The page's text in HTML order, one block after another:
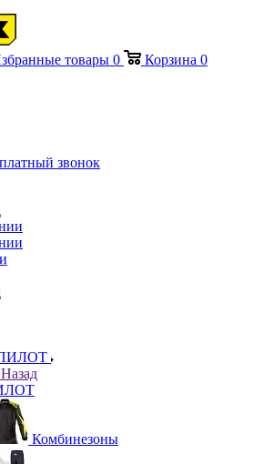
товары 0 Корзина 0
звонок
Назад
Комбинезоны